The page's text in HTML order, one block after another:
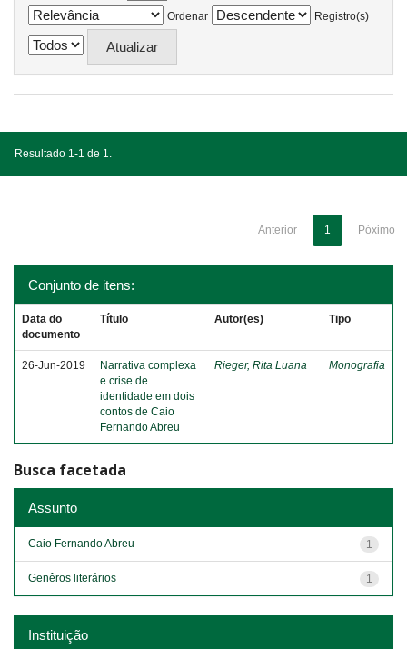
Ordenar
Registro(s)
Resultado 1-1 de 1.
Anterior 1 Póximo
Conjunto de itens:
Data do
documento
Título Autor(es) Tipo
26-Jun-2019
Narrativa complexa
e crise de
identidade em dois
contos de Caio
Fernando Abreu
Rieger, Rita Luana Monografia
Busca facetada
Assunto
1
Caio Fernando Abreu
1
Genêros literários
Instituição